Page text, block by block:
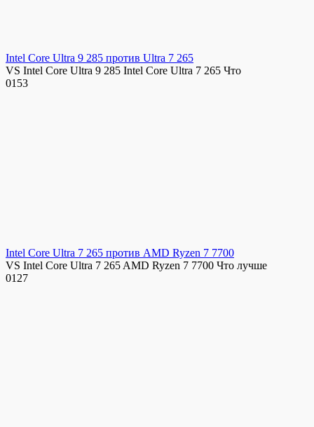
Intel Core Ultra 9 285 против Ultra 7 265
VS Intel Core Ultra 9 285 Intel Core Ultra 7 265 Что
0153
Intel Core Ultra 7 265 против AMD Ryzen 7 7700
VS Intel Core Ultra 7 265 AMD Ryzen 7 7700 Что лучше
0127